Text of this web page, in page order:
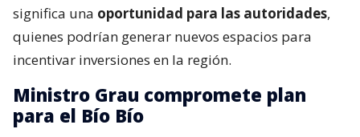
significa una oportunidad para las autoridades,
quienes podrían generar nuevos espacios para
incentivar inversiones en la región.
Ministro Grau compromete plan
para el Bío Bío